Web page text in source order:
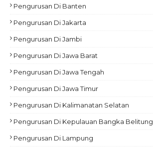
Pengurusan Di Banten
Pengurusan Di Jakarta
Pengurusan Di Jambi
Pengurusan Di Jawa Barat
Pengurusan Di Jawa Tengah
Pengurusan Di Jawa Timur
Pengurusan Di Kalimanatan Selatan
Pengurusan Di Kepulauan Bangka Belitung
Pengurusan Di Lampung